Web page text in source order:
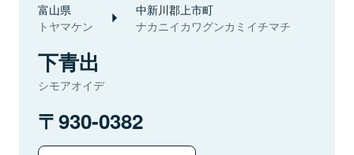
富山県
トヤマケン
中新川郡上市町
ナカニイカワグンカミイチマチ
下青出
シモアオイデ
930-0382